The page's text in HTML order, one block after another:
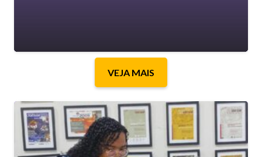
VEJA MAIS